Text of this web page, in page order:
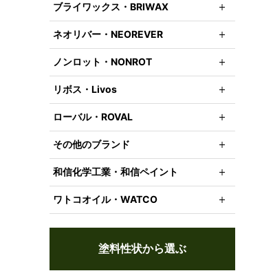
ブライワックス・BRIWAX
ネオリバー・NEOREVER
ノンロット・NONROT
リボス・Livos
ローバル・ROVAL
その他のブランド
和信化学工業・和信ペイント
ワトコオイル・WATCO
塗料性状から選ぶ